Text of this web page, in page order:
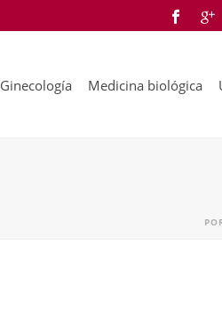
Ginecología Medicina biológica